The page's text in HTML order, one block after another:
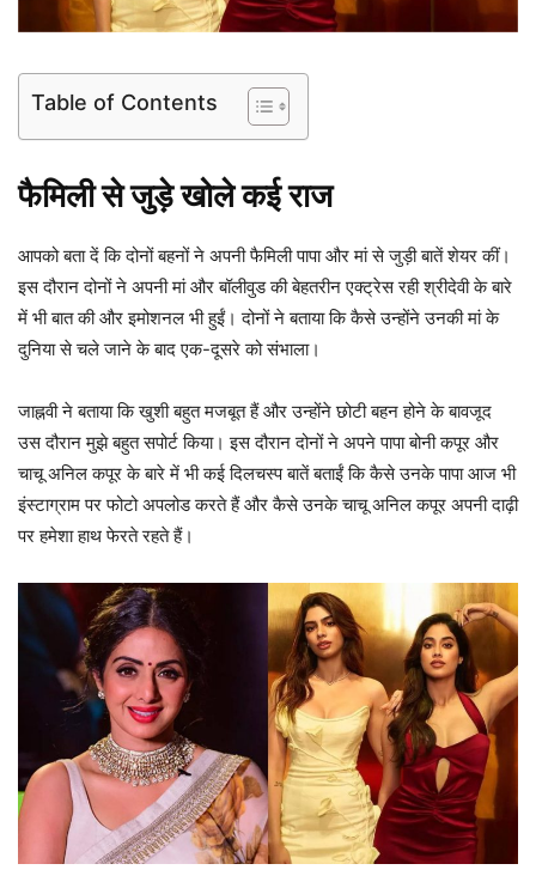
Table of Contents
फैमिली से जुड़े खोले कई राज
आपको बता दें कि दोनों बहनों ने अपनी फैमिली पापा और मां से जुड़ी बातें शेयर कीं।
इस दौरान दोनों ने अपनी मां और बॉलीवुड की बेहतरीन एक्ट्रेस रही श्रीदेवी के बारे
में भी बात की और इमोशनल भी हुईं। दोनों ने बताया कि कैसे उन्होंने उनकी मां के
दुनिया से चले जाने के बाद एक-दूसरे को संभाला।
जाह्नवी ने बताया कि खुशी बहुत मजबूत हैं और उन्होंने छोटी बहन होने के बावजूद
उस दौरान मुझे बहुत सपोर्ट किया। इस दौरान दोनों ने अपने पापा बोनी कपूर और
चाचू अनिल कपूर के बारे में भी कई दिलचस्प बातें बताईं कि कैसे उनके पापा आज भी
इंस्टाग्राम पर फोटो अपलोड करते हैं और कैसे उनके चाचू अनिल कपूर अपनी दाढ़ी
पर हमेशा हाथ फेरते रहते हैं।